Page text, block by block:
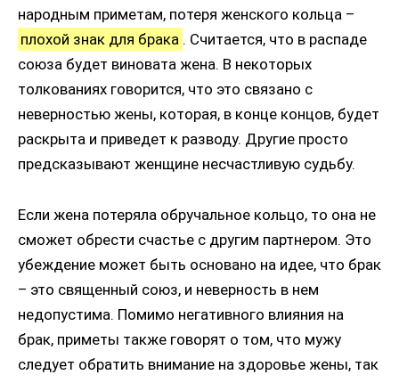
народным приметам, потеря женского кольца –
плохой знак для брака . Считается, что в распаде
союза будет виновата жена. В некоторых
толкованиях говорится, что это связано с
неверностью жены, которая, в конце концов, будет
раскрыта и приведет к разводу. Другие просто
предсказывают женщине несчастливую судьбу.
Если жена потеряла обручальное кольцо, то она не
сможет обрести счастье с другим партнером. Это
убеждение может быть основано на идее, что брак
– это священный союз, и неверность в нем
недопустима. Помимо негативного влияния на
брак, приметы также говорят о том, что мужу
следует обратить внимание на здоровье жены, так